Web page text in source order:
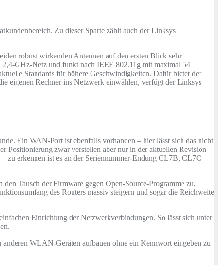
Zu dieser Sparte zählt auch der Linksys
robust wirkenden Antennen auf den ersten Blick sehr
GHz-Netz und funkt nach IEEE 802.11g mit maximal 54
Standards für höhere Geschwindigkeiten. Dafür bietet der
eigenen Rechner ins Netzwerk einwählen, verfügt der Linksys
Ein WAN-Port ist ebenfalls vorhanden – hier lässt sich das nicht
Positionierung zwar verstellen aber nur in der aktuellen Revision
zu erkennen ist es an der Seriennummer-Endung CL7B, CL7C
Tausch der Firmware gegen Open-Source-Programme zu,
des Routers massiv steigern und sogar die Reichweite
Einrichtung der Netzwerkverbindungen. So lässt sich unter
WLAN-Geräten aufbauen ohne ein Kennwort eingeben zu